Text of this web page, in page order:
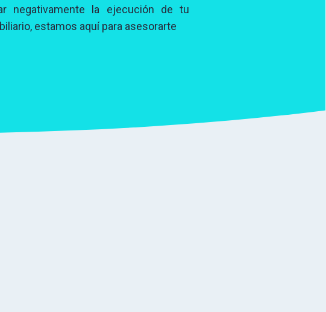
negativamente la ejecución de tu
estamos aquí para asesorarte